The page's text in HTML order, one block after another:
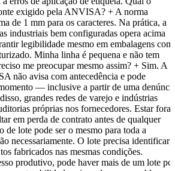
exigido pela ANVISA? + A norma
de 1 mm para os caracteres. Na prática, a
industriais bem configuradas opera acima
legibilidade mesmo em embalagens com
Minha linha é pequena e não tem
me preocupar mesmo assim? + Sim. A
não avisa com antecedência e pode
— inclusive a partir de uma
grandes redes de varejo e indústrias
próprias nos fornecedores. Estar fora
em perda de contrato antes de qualquer
de lote pode ser o mesmo para toda a
necessariamente. O lote precisa identificar
fabricados nas mesmas condições.
produtivo, pode haver mais de um lote por